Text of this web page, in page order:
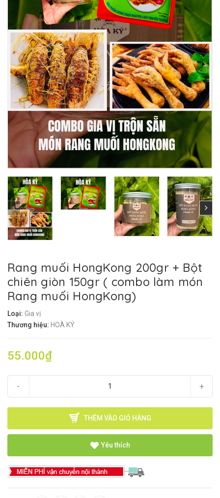
Rang muối HongKong 200gr + Bột
chiên giòn 150gr ( combo làm món
Rang muối HongKong)
Loại: Gia vị
Thương hiệu: HOÀ KÝ
55.000₫
- +
THÊM VÀO GIỎ HÀNG
Yêu thích